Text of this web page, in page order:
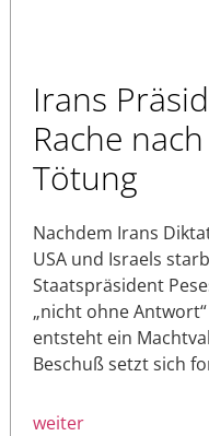
Irans
Rache
Tötung
Nachdem Irans
USA und Israels
Staatspräsident
„nicht ohne
entsteht ein
Beschuß setzt sich
weiter